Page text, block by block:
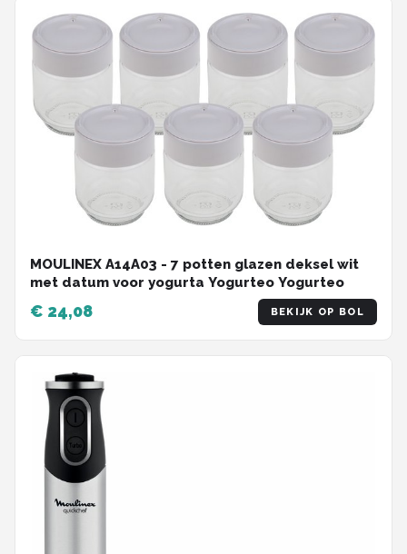
MOULINEX A14A03 - 7 potten glazen deksel wit
met datum voor yogurta Yogurteo Yogurteo
€ 24,08 BEKIJK OP BOL